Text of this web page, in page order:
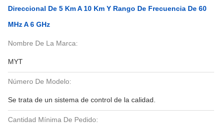
Direccional De 5 Km A 10 Km Y Rango De Frecuencia De 60
MHz A 6 GHz
Nombre De La Marca:
MYT
Número De Modelo:
Se trata de un sistema de control de la calidad.
Cantidad Mínima De Pedido: